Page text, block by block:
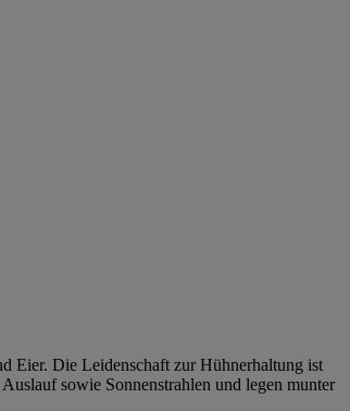
Eier. Die Leidenschaft zur Hühnerhaltung ist
sowie Sonnenstrahlen und legen munter